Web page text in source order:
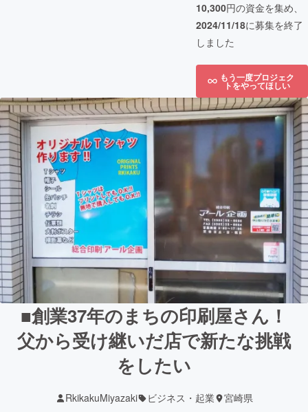
10,300円の資金を集め、
2024/11/18に募集を終了
しました
もう一度プロジェク
トをやってほしい
■創業37年のまちの印刷屋さん！
父から受け継いだ店で新たな挑戦
をしたい
RkikakuMiyazaki ビジネス・起業 宮崎県